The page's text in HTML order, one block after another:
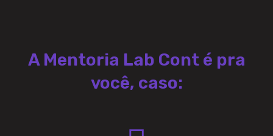
A Mentoria Lab Cont é pra
você, caso: